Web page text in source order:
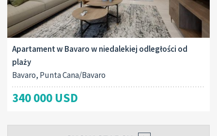
Apartament w Bavaro w niedalekiej odległości od
plaży
Bavaro, Punta Cana/Bavaro
340 000 USD